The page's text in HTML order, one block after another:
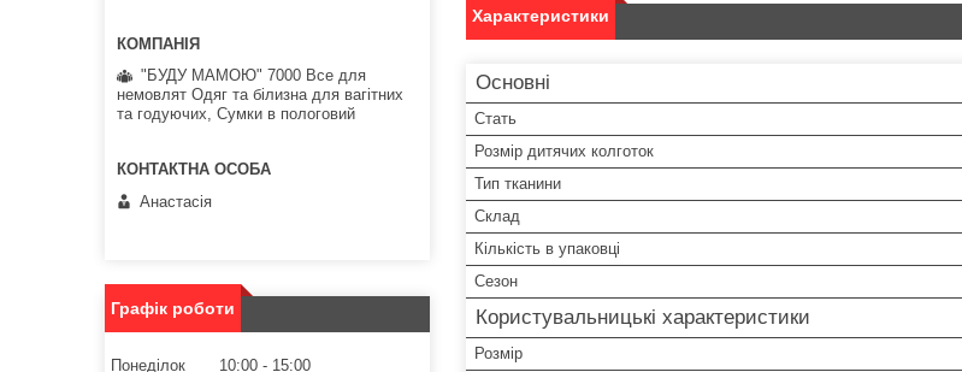
Характеристики
Основні
Стать
Розмір дитячих колготок
Тип тканини
Склад
Кількість в упаковці
Сезон
Користувальницькі характеристики
Розмір
"БУДУ МАМОЮ" 7000 Все для
немовлят Одяг та білизна для вагітних
та годуючих, Сумки в пологовий
Анастасія
Графік роботи
Понеділок 10:00 15:00